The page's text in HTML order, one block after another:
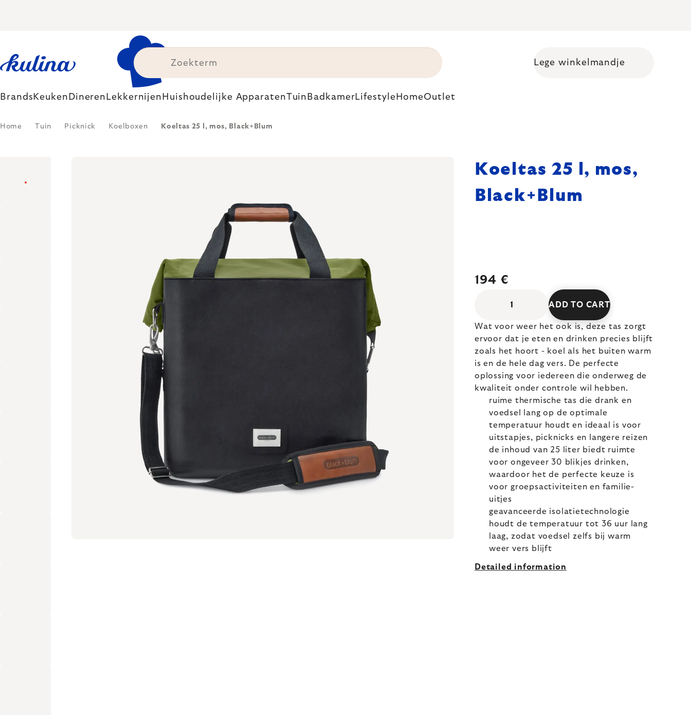
Shopping cart
Lege winkelmandje
Brands Keuken Dineren Lekkernijen Huishoudelijke ApparatenTuin BadkamerLifestyle HomeOutlet
Home Tuin Picknick Koelboxen Koeltas 25 l, mos, Black+Blum
Koeltas 25 l, mos,
Black+Blum
194 €
ADD TO CART
Wat voor weer het ook is, deze tas zorgt
ervoor dat je eten en drinken precies blijft
zoals het hoort - koel als het buiten warm
is en de hele dag vers. De perfecte
oplossing voor iedereen die onderweg de
kwaliteit onder controle wil hebben.
ruime thermische tas die drank en
voedsel lang op de optimale
temperatuur houdt en ideaal is voor
uitstapjes, picknicks en langere reizen
de inhoud van 25 liter biedt ruimte
voor ongeveer 30 blikjes drinken,
waardoor het de perfecte keuze is
voor groepsactiviteiten en familie-
uitjes
geavanceerde isolatietechnologie
houdt de temperatuur tot 36 uur lang
laag, zodat voedsel zelfs bij warm
weer vers blijft
Detailed information